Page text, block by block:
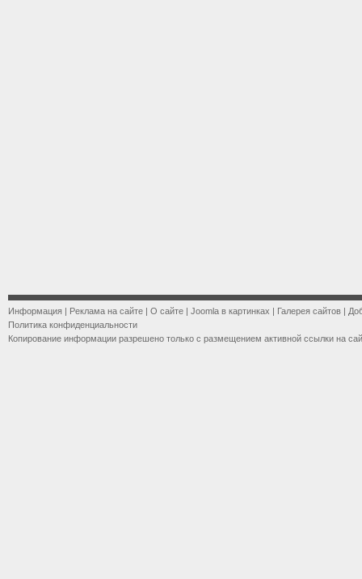
Информация | Реклама на сайте | О сайте | Joomla в картинках | Галерея сайтов |
Политика конфиденциальности
Копирование информации разрешено только с размещением активной ссылки на